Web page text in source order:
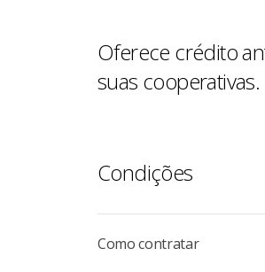
Oferece crédito
suas cooperativas.
Condições
Como contratar